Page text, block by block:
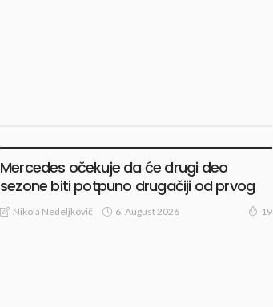
Mercedes očekuje da će drugi deo
sezone biti potpuno drugačiji od prvog
Nikola Nedeljković 6, August 2026 19